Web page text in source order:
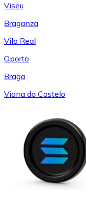
Viseu
Braganza
Vila Real
Oporto
Braga
Viana do Castelo